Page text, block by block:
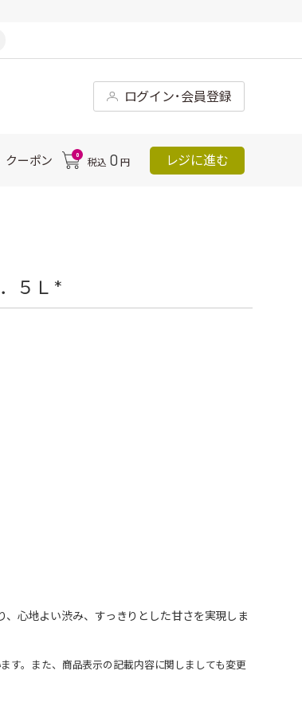
ログイン･会員登録
クーポン 0
税込 0 円 レジに進む
５Ｌ *
心地よい渋み、すっきりとした甘さを実現しま
す。また、商品表示の記載内容に関しましても変更